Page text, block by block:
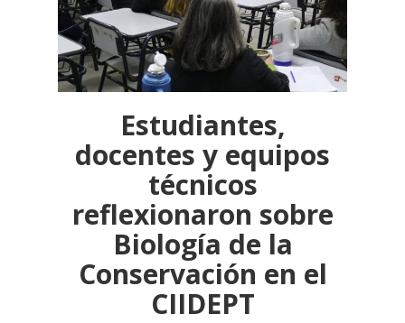
Estudiantes,
docentes y equipos
técnicos
reflexionaron sobre
Biología de la
Conservación en el
CIIDEPT